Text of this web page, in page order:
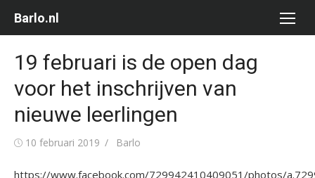
naar
inhoud
Barlo.nl
19 februari is de open dag
voor het inschrijven van
nieuwe leerlingen
Gepubliceerd
10 februari 2019 Auteur
Barlo
https://www.facebook.com/729942410409051/photos/